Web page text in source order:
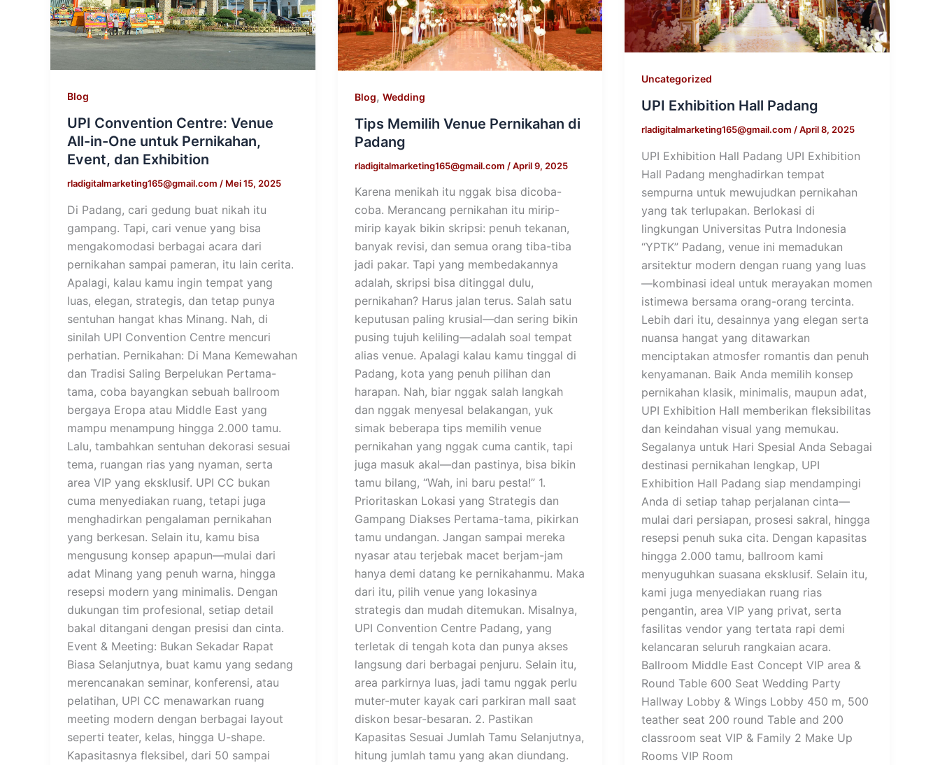
Blog
UPI Convention Centre: Venue
All-in-One untuk Pernikahan,
Event, dan Exhibition
rladigitalmarketing165@gmail.com / Mei 15, 2025
Di Padang, cari gedung buat nikah itu
gampang. Tapi, cari venue yang bisa
mengakomodasi berbagai acara dari
pernikahan sampai pameran, itu lain cerita.
Apalagi, kalau kamu ingin tempat yang
luas, elegan, strategis, dan tetap punya
sentuhan hangat khas Minang. Nah, di
sinilah UPI Convention Centre mencuri
perhatian. Pernikahan: Di Mana Kemewahan
dan Tradisi Saling Berpelukan Pertama-
tama, coba bayangkan sebuah ballroom
bergaya Eropa atau Middle East yang
mampu menampung hingga 2.000 tamu.
Lalu, tambahkan sentuhan dekorasi sesuai
tema, ruangan rias yang nyaman, serta
area VIP yang eksklusif. UPI CC bukan
cuma menyediakan ruang, tetapi juga
menghadirkan pengalaman pernikahan
yang berkesan. Selain itu, kamu bisa
mengusung konsep apapun—mulai dari
adat Minang yang penuh warna, hingga
resepsi modern yang minimalis. Dengan
dukungan tim profesional, setiap detail
bakal ditangani dengan presisi dan cinta.
Event & Meeting: Bukan Sekadar Rapat
Biasa Selanjutnya, buat kamu yang sedang
merencanakan seminar, konferensi, atau
pelatihan, UPI CC menawarkan ruang
meeting modern dengan berbagai layout
seperti teater, kelas, hingga U-shape.
Kapasitasnya fleksibel, dari 50 sampai
Blog, Wedding
Tips Memilih Venue Pernikahan di
Padang
rladigitalmarketing165@gmail.com /April 9, 2025
Karena menikah itu nggak bisa dicoba-
coba. Merancang pernikahan itu mirip-
mirip kayak bikin skripsi: penuh tekanan,
banyak revisi, dan semua orang tiba-tiba
jadi pakar. Tapi yang membedakannya
adalah, skripsi bisa ditinggal dulu,
pernikahan? Harus jalan terus. Salah satu
keputusan paling krusial—dan sering bikin
pusing tujuh keliling—adalah soal tempat
alias venue. Apalagi kalau kamu tinggal di
Padang, kota yang penuh pilihan dan
harapan. Nah, biar nggak salah langkah
dan nggak menyesal belakangan, yuk
simak beberapa tips memilih venue
pernikahan yang nggak cuma cantik, tapi
juga masuk akal—dan pastinya, bisa bikin
tamu bilang, “Wah, ini baru pesta!” 1.
Prioritaskan Lokasi yang Strategis dan
Gampang Diakses Pertama-tama, pikirkan
tamu undangan. Jangan sampai mereka
nyasar atau terjebak macet berjam-jam
hanya demi datang ke pernikahanmu. Maka
dari itu, pilih venue yang lokasinya
strategis dan mudah ditemukan. Misalnya,
UPI Convention Centre Padang, yang
terletak di tengah kota dan punya akses
langsung dari berbagai penjuru. Selain itu,
area parkirnya luas, jadi tamu nggak perlu
muter-muter kayak cari parkiran mall saat
diskon besar-besaran. 2. Pastikan
Kapasitas Sesuai Jumlah Tamu Selanjutnya,
hitung jumlah tamu yang akan diundang.
Uncategorized
UPI Exhibition Hall Padang
rladigitalmarketing165@gmail.com /April 8, 2025
UPI Exhibition Hall Padang UPI Exhibition
Hall Padang menghadirkan tempat
sempurna untuk mewujudkan pernikahan
yang tak terlupakan. Berlokasi di
lingkungan Universitas Putra Indonesia
“YPTK” Padang, venue ini memadukan
arsitektur modern dengan ruang yang luas
—kombinasi ideal untuk merayakan momen
istimewa bersama orang-orang tercinta.
Lebih dari itu, desainnya yang elegan serta
nuansa hangat yang ditawarkan
menciptakan atmosfer romantis dan penuh
kenyamanan. Baik Anda memilih konsep
pernikahan klasik, minimalis, maupun adat,
UPI Exhibition Hall memberikan fleksibilitas
dan keindahan visual yang memukau.
Segalanya untuk Hari Spesial Anda Sebagai
destinasi pernikahan lengkap, UPI
Exhibition Hall Padang siap mendampingi
Anda di setiap tahap perjalanan cinta—
mulai dari persiapan, prosesi sakral, hingga
resepsi penuh suka cita. Dengan kapasitas
hingga 2.000 tamu, ballroom kami
menyuguhkan suasana eksklusif. Selain itu,
kami juga menyediakan ruang rias
pengantin, area VIP yang privat, serta
fasilitas vendor yang tertata rapi demi
kelancaran seluruh rangkaian acara.
Ballroom Middle East Concept VIP area &
Round Table 600 Seat Wedding Party
Hallway Lobby & Wings Lobby 450 m, 500
teather seat 200 round Table and 200
classroom seat VIP & Family 2 Make Up
Rooms VIP Room